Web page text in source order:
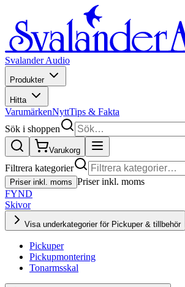
Svalander Audio
Produkter
Hitta
VarumärkenNyttTips & Fakta
Sök i shoppen
Varukorg
Filtrera kategorier
Priser inkl. moms Priser inkl. moms
FYND
Skivor
Visa underkategorier för Pickuper & tillbehör
Pickuper
Pickupmontering
Tonarmsskal